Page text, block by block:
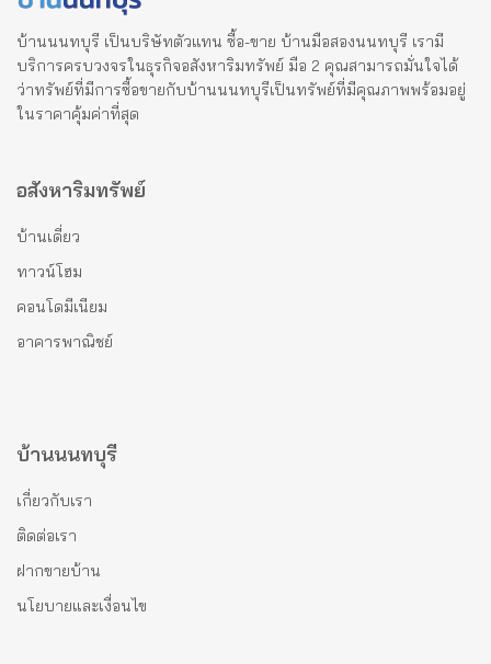
บ้านนนทบุรี เป็นบริษัทตัวแทน ซื้อ-ขาย บ้านมือสองนนทบุรี เรามี
บริการครบวงจรในธุรกิจอสังหาริมทรัพย์ มือ 2 คุณสามารถมั่นใจได้
ว่าทรัพย์ที่มีการซื้อขายกับบ้านนนทบุรีเป็นทรัพย์ที่มีคุณภาพพร้อมอยู่
ในราคาคุ้มค่าที่สุด
อสังหาริมทรัพย์
บ้านเดี่ยว
ทาวน์โฮม
คอนโดมีเนียม
อาคารพาณิชย์
บ้านนนทบุรี
เกี่ยวกับเรา
ติดต่อเรา
ฝากขายบ้าน
นโยบายและเงื่อนไข